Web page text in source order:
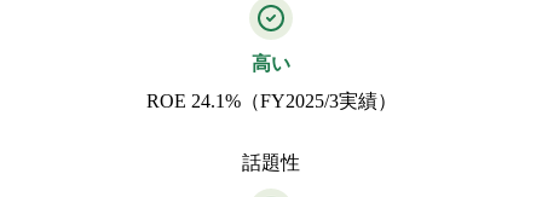
高い
ROE 24.1%（FY2025/3実績）
話題性